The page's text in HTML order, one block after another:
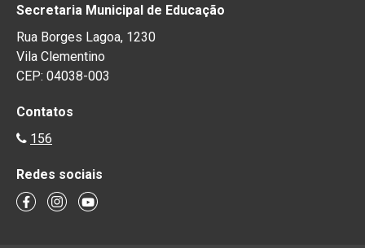
Secretaria Municipal de Educação
Rua Borges Lagoa, 1230
Vila Clementino
CEP: 04038-003
Contatos
156
Redes sociais